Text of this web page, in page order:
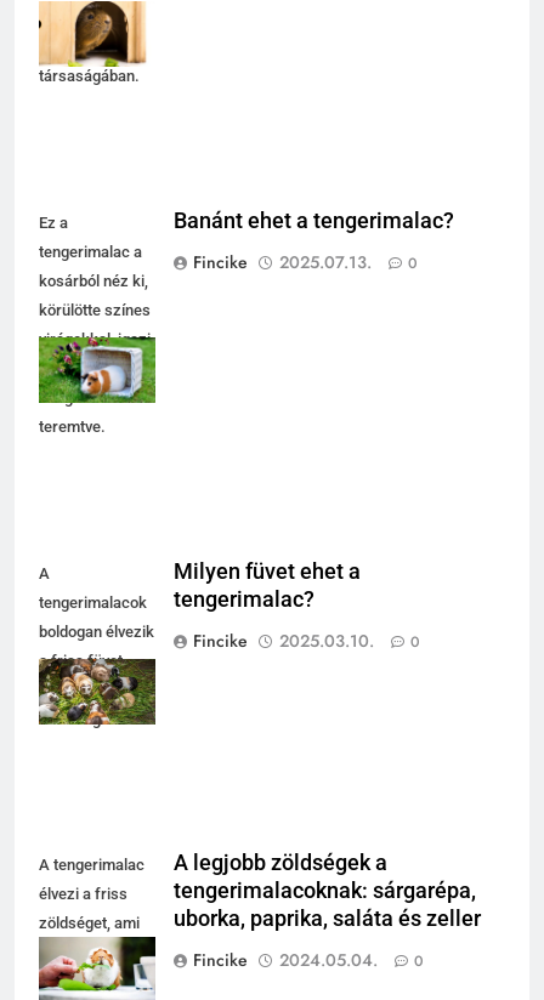
friss
salátalevelek
társaságában.
Ez a
tengerimalac a
kosárból néz ki,
körülötte színes
virágokkal, igazi
tavaszi
hangulatot
teremtve.
Banánt ehet a tengerimalac?
Fincike
2025.07.13. 0
A
tengerimalacok
boldogan élvezik
a friss füvet,
barátságos
társaságban.
Milyen füvet ehet a
tengerimalac?
Fincike
2025.03.10. 0
A tengerimalac
élvezi a friss
zöldséget, ami
egészséges és
tápláló számára.
A legjobb zöldségek a
tengerimalacoknak: sárgarépa,
uborka, paprika, saláta és zeller
Fincike
2024.05.04. 0